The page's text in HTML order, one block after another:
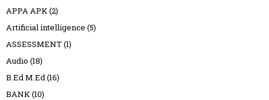
APPA APK(2)
Artificial intelligence (5)
ASSESSMENT(1)
Audio (18)
B.Ed M.Ed(16)
BANK(10)